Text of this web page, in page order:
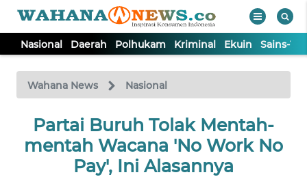
Nasional Daerah Polhukam Kriminal Ekuin Sains-
Wahana News Nasional
Partai Buruh Tolak Mentah-
mentah Wacana 'No Work No
Pay', Ini Alasannya
TV
Tutup
NASIONAL